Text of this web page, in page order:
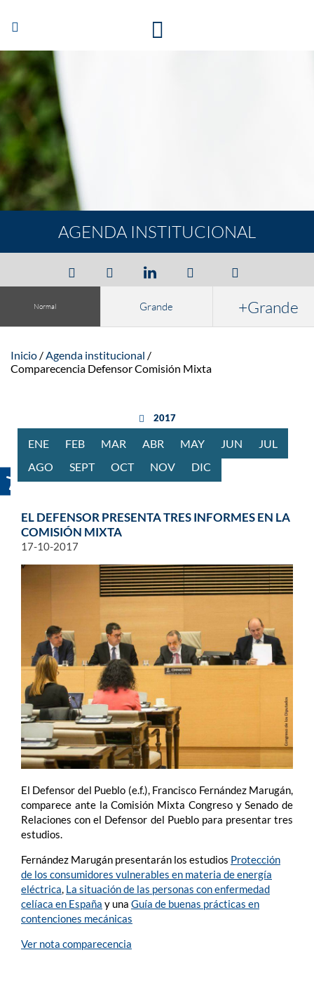
Abrir/Cerrar
navegación
AGENDA INSTITUCIONAL
Normal Grande +Grande
Inicio
Agenda institucional
Comparecencia Defensor Comisión Mixta
año anterior
2017
ENE FEB REROMAR ABR BRILMAY JUN JUL
AGO STOSEPTIEMBRE
OCTUBRENOV IEMBRE
DIC
EL DEFENSOR PRESENTA TRES INFORMES EN LA
COMISIÓN MIXTA
17-10-2017
El Defensor del Pueblo (e.f.), Francisco Fernández Marugán,
comparece ante la Comisión Mixta Congreso y Senado de
Relaciones con el Defensor del Pueblo para presentar tres
estudios.
Fernández Marugán presentarán los estudios Protección
de los consumidores vulnerables en materia de energía
eléctrica, La situación de las personas con enfermedad
celíaca en España y una Guía de buenas prácticas en
contenciones mecánicas
Ver nota comparecencia